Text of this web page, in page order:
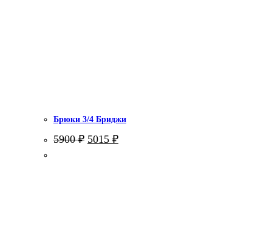
Брюки 3/4 Бриджи
5900₽ Первоначальная
5015 ₽Текущая